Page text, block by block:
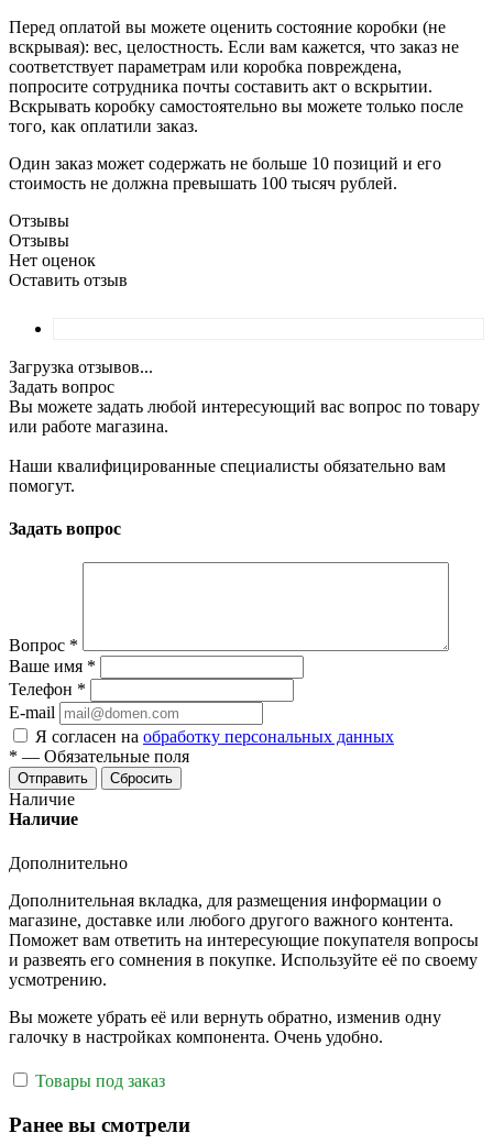
Перед оплатой вы можете оценить состояние коробки (не
вскрывая): вес, целостность. Если вам кажется, что заказ не
соответствует параметрам или коробка повреждена,
попросите сотрудника почты составить акт о вскрытии.
Вскрывать коробку самостоятельно вы можете только после
того, как оплатили заказ.
Один заказ может содержать не больше 10 позиций и его
стоимость не должна превышать 100 тысяч рублей.
Отзывы
Отзывы
Нет оценок
Оставить отзыв
Загрузка отзывов...
Задать вопрос
Вы можете задать любой интересующий вас вопрос по товару
или работе магазина.
Наши квалифицированные специалисты обязательно вам
помогут.
Задать вопрос
Вопрос *
Ваше имя *
Телефон *
E-mail
Я согласен на обработку персональных данных
* — Обязательные поля
Отправить Сбросить
Наличие
Наличие
Дополнительно
Дополнительная вкладка, для размещения информации о
магазине, доставке или любого другого важного контента.
Поможет вам ответить на интересующие покупателя вопросы
и развеять его сомнения в покупке. Используйте её по своему
усмотрению.
Вы можете убрать её или вернуть обратно, изменив одну
галочку в настройках компонента. Очень удобно.
Товары под заказ
Ранее вы смотрели